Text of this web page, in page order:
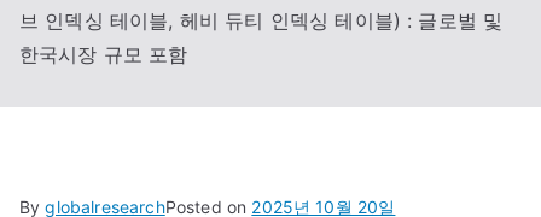
브 인덱싱 테이블, 헤비 듀티 인덱싱 테이블) : 글로벌 및
한국시장 규모 포함
ByglobalresearchPosted on 2025년 10월 20일